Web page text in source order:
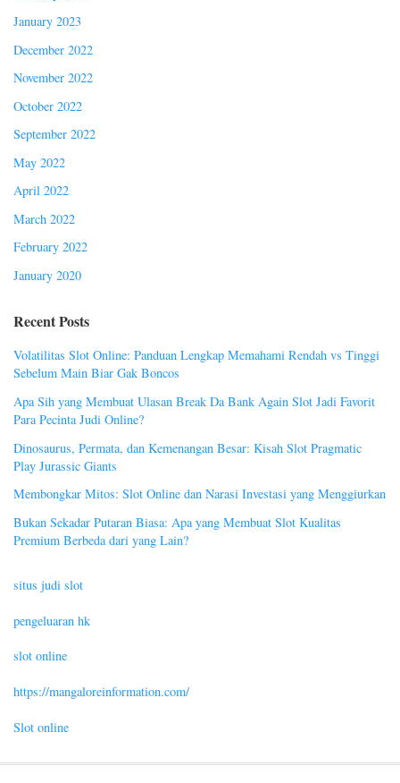
January 2023
December 2022
November 2022
October 2022
September 2022
May 2022
April 2022
March 2022
February 2022
January 2020
Recent Posts
Volatilitas Slot Online: Panduan Lengkap Memahami Rendah vs Tinggi
Sebelum Main Biar Gak Boncos
Apa Sih yang Membuat Ulasan Break Da Bank Again Slot Jadi Favorit
Para Pecinta Judi Online?
Dinosaurus, Permata, dan Kemenangan Besar: Kisah Slot Pragmatic
Play Jurassic Giants
Membongkar Mitos: Slot Online dan Narasi Investasi yang Menggiurkan
Bukan Sekadar Putaran Biasa: Apa yang Membuat Slot Kualitas
Premium Berbeda dari yang Lain?
situs judi slot
pengeluaran hk
slot online
https://mangaloreinformation.com/
Slot online